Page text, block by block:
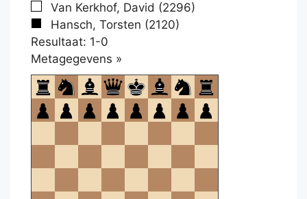
Van Kerkhof, David (2296)
Hansch, Torsten (2120)
Resultaat: 1-0
Metagegevens »
om
te
openen.